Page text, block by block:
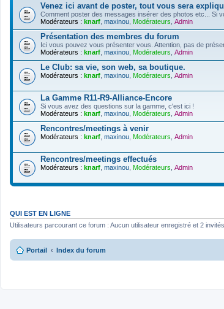
Venez ici avant de poster, tout vous sera
Comment poster des messages insérer des photos etc... Si
Modérateurs : knarf maxinou Modérateurs Admin
Présentation des membres du forum
Ici vous pouvez vous présenter vous. Attention, pas de
Modérateurs : knarf maxinou Modérateurs Admin
Le Club: sa vie, son web, sa boutique.
Modérateurs : knarf maxinou Modérateurs Admin
La Gamme R11-R9-Alliance-Encore
Si vous avez des questions sur la gamme, c'est ici !
Modérateurs : knarf maxinou Modérateurs Admin
Rencontres/meetings à venir
Modérateurs : knarf maxinou Modérateurs Admin
Rencontres/meetings effectués
Modérateurs : knarf maxinou Modérateurs Admin
QUI EST EN LIGNE
Utilisateurs parcourant ce forum : Aucun utilisateur enregistré et 2 invités
Portail Index du forum